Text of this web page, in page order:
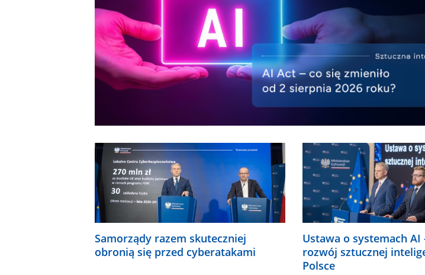
Samorządy razem skuteczniej
obronią się przed cyberatakami
Ustawa o systemach AI
rozwój sztucznej
Polsce